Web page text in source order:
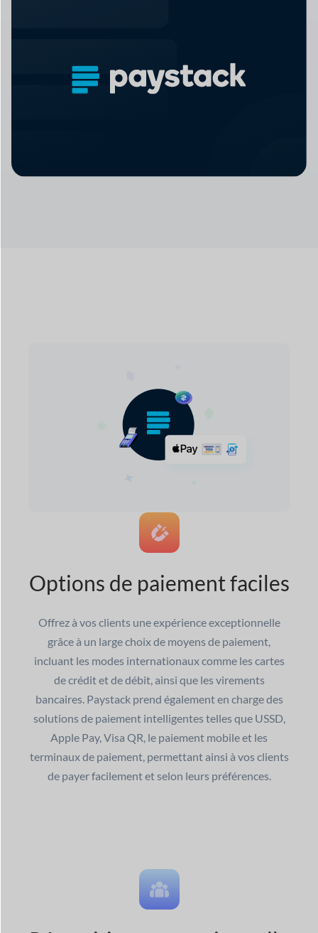
Options de paiement faciles
Offrez à vos clients une expérience exceptionnelle
grâce à un large choix de moyens de paiement,
incluant les modes internationaux comme les cartes
de crédit et de débit, ainsi que les virements
bancaires. Paystack prend également en charge des
solutions de paiement intelligentes telles que USSD,
Apple Pay, Visa QR, le paiement mobile et les
terminaux de paiement, permettant ainsi à vos clients
de payer facilement et selon leurs préférences.